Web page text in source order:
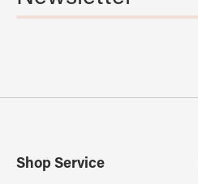
Shop Service